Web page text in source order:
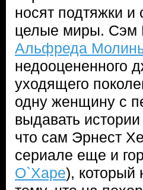
носят подтяжки
целые миры. Сэм
Альфреда
недооцененного
уходящего
одну женщину с
выдавать
что сам Эрнест
сериале еще и
О`Харе), который